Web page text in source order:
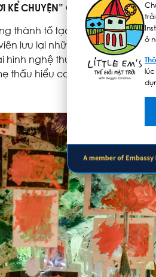
KỂ CHUYỆN” CỦA GIÁO VIÊN
thành tố tạo nên Hướng tiếp
lưu lại những trải nghiệm
hình nghệ thuật khác nhau.
thấu hiểu con và tham gia
ở